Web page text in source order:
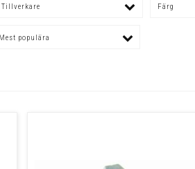
Mest populära
Tillverkare Färg